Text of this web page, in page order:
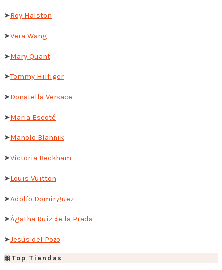
➤Roy Halston
➤Vera Wang
➤Mary Quant
➤Tommy Hilfiger
➤Donatella Versace
➤Maria Escoté
➤Manolo Blahnik
➤Victoria Beckham
➤Louis Vuitton
➤Adolfo Dominguez
➤Ágatha Ruiz de la Prada
➤Jesús del Pozo
🎀Top Tiendas